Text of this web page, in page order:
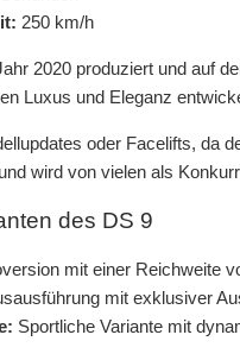
250 km/h
2020 produziert und auf
Luxus und Eleganz
oder Facelifts, da
wird von vielen als
des DS 9
mit einer Reichweite
mit exklusiver
Sportliche Variante mit